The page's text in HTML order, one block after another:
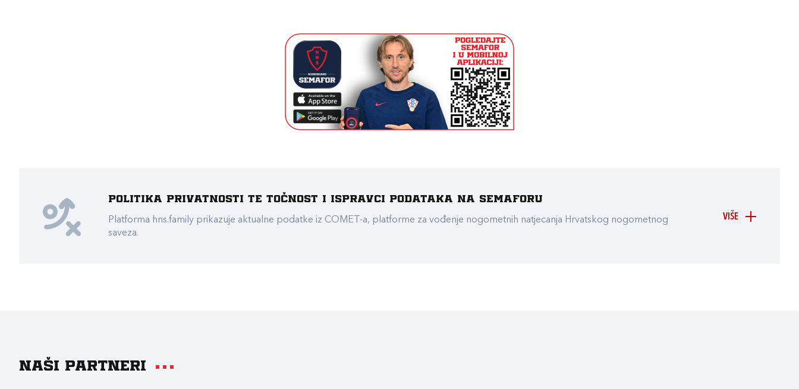
VIŠE
Politika privatnosti te točnost i ispravci podataka na Semaforu
Platforma hns.family prikazuje aktualne podatke iz COMET-a, platforme za vođenje nogometnih natjecanja Hrvatskog nogometnog
saveza.
Naši partneri